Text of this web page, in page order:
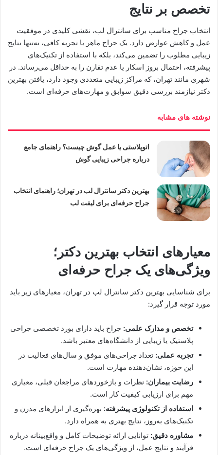
تخصص بر نتایج
انتخاب جراح مناسب برای سانترال لب، نقشی کلیدی در موفقیت
عمل و کاهش عوارض دارد. یک جراح ماهر با تجربه کافی، نه‌تنها نتایج
زیبایی مطلوب را تضمین می‌کند، بلکه با استفاده از تکنیک‌های
پیشرفته، احتمال بروز اسکار یا عدم تقارن را به حداقل می‌رساند. در
شهری مانند تهران، که مراکز زیبایی متعددی وجود دارد، یافتن بهترین
دکتر نیازمند بررسی دقیق سوابق و مهارت‌های حرفه‌ای است.
نوشته های مشابه
اتوپلاستی یا عمل گوش چیست؟ راهنمای جامع
درباره جراحی زیبایی گوش
بهترین دکتر سانترال لب در تهران؛ راهنمای انتخاب
جراح حرفه‌ای برای لیفت لب
معیارهای انتخاب بهترین دکتر؛
ویژگی‌های یک جراح حرفه‌ای
برای شناسایی بهترین دکتر سانترال لب در تهران، معیارهای زیر باید
مورد توجه قرار گیرد:
تخصص و مدارک علمی: جراح باید دارای بورد تخصصی جراحی
پلاستیک یا زیبایی از دانشگاه‌های معتبر باشد.
تجربه عملی: تعداد جراحی‌های موفق و سال‌های فعالیت در
این حوزه، نشان‌دهنده مهارت است.
رضایت بیماران: نظرات و بازخوردهای مراجعان قبلی، معیاری
مهم برای ارزیابی کیفیت کار است.
استفاده از تکنولوژی پیشرفته: بهره‌گیری از ابزارهای مدرن و
تکنیک‌های به‌روز، نتایج بهتری به همراه دارد.
مشاوره دقیق: توانایی ارائه توضیحات کامل و واقع‌بینانه درباره
فرآیند و نتایج عمل، از ویژگی‌های یک جراح حرفه‌ای است.